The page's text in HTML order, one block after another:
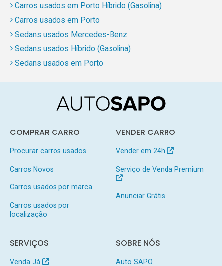
Carros usados em Porto Híbrido (Gasolina)
Carros usados em Porto
Sedans usados Mercedes-Benz
Sedans usados Híbrido (Gasolina)
Sedans usados em Porto
COMPRAR CARRO
Procurar carros usados
Carros Novos
Carros usados por marca
Carros usados por
localização
VENDER CARRO
Vender em 24h
Serviço de Venda Premium
Anunciar Grátis
SERVIÇOS
Venda Já
SOBRE NÓS
Auto SAPO